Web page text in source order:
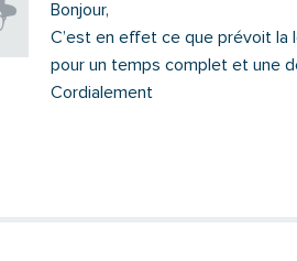
Bonjour,
C’est en effet ce que prévoit la
pour un temps complet et une
Cordialement